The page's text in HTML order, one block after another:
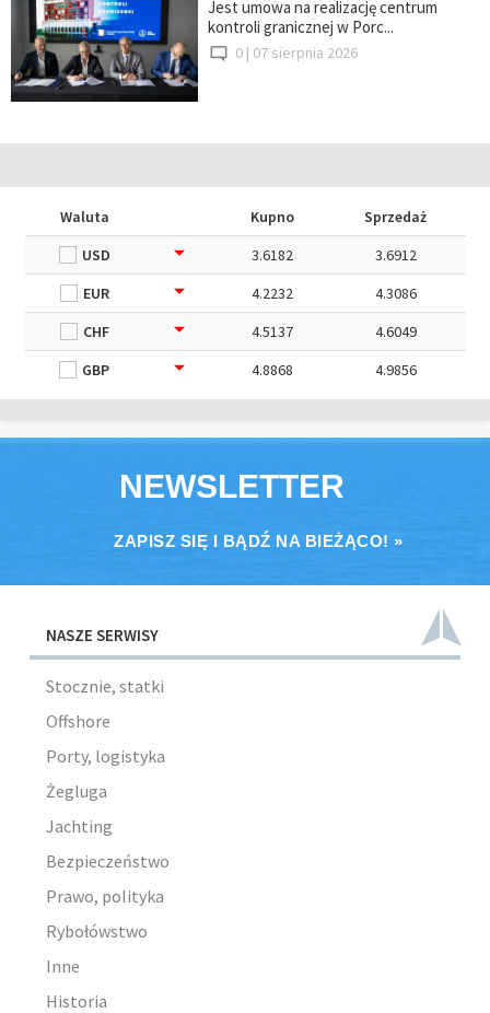
Jest umowa na realizację centrum
kontroli granicznej w Porc...
0 | 07 sierpnia 2026
Waluta Kupno
Sprzedaż
USD
3.6182
3.6912
EUR
4.2232
4.3086
CHF
4.5137
4.6049
GBP
4.8868 4.9856
NEWSLETTER
ZAPISZ SIĘ I BĄDŹ NA BIEŻĄCO! »
NASZE SERWISY
Stocznie, statki
Offshore
Porty, logistyka
Żegluga
Jachting
Bezpieczeństwo
Prawo, polityka
Rybołówstwo
Inne
Historia